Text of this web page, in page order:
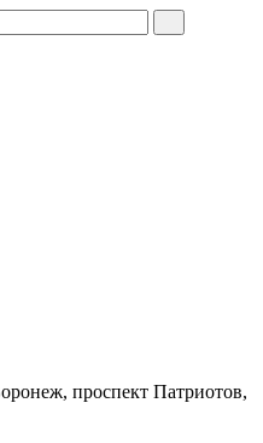
проспект Патриотов,